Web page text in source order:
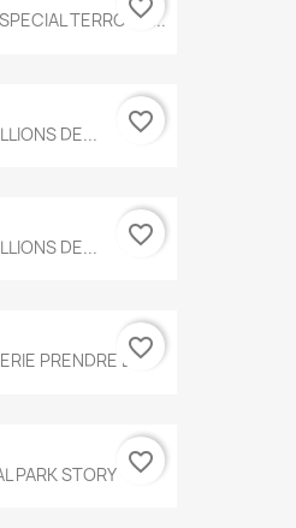
TERROIRS...
favorite_border
DE... favorite_border
DE... favorite_border
PRENDRE LE...
favorite_border
PARK STORY favorite_border